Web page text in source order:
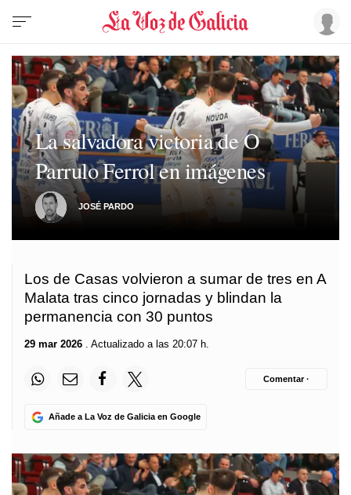
La salvadora victoria de O
Parrulo Ferrol en imágenes
JOSÉ PARDO
Los de Casas volvieron a sumar de tres en A
Malata tras cinco jornadas y blindan la
permanencia con 30 puntos
29 mar 2026 . Actualizado a las 20:07 h.
Añade a La Voz de Galicia en Google
Comentar ·